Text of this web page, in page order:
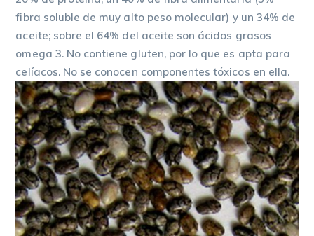
fibra soluble de muy alto peso molecular) y un 34% de
aceite; sobre el 64% del aceite son ácidos grasos
omega 3. No contiene gluten, por lo que es apta para
celíacos. No se conocen componentes tóxicos en ella.